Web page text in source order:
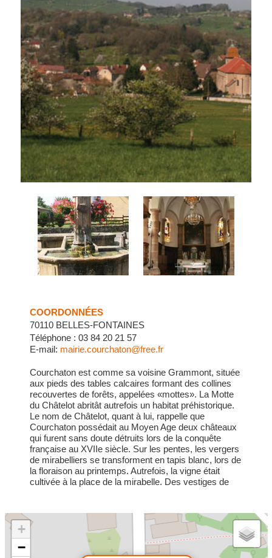
COORDONNÉES
70110 BELLES-FONTAINES
Téléphone : 03 84 20 21 57
E-mail: mairie.courchaton@free.fr
Courchaton est comme sa voisine Grammont, située
aux pieds des tables calcaires formant des collines
recouvertes de forêts, appelées «mottes». La Motte
du Châtelot abritât autrefois un habitat préhistorique.
Le nom de Châtelot, quant à lui, rappelle que
Courchaton possédait au Moyen Age deux châteaux
qui furent sans doute détruits lors de la conquête
française au XVIIe siècle. Sur les pentes, les vergers
de mirabelliers se transforment en tapis blanc, lors de
la floraison au printemps. Autrefois, la vigne était
cultivée à la place de la mirabelle. Des vestiges de
vigneronnes. Même si le vin ne coule plus à flots,
l’eau, elle continue d’alimenter les huit fontaines du
village. L’église coiffée d’un joli clocher comtois est
ouverte tous les jours. A l’intérieur, deux retables sont
+
−